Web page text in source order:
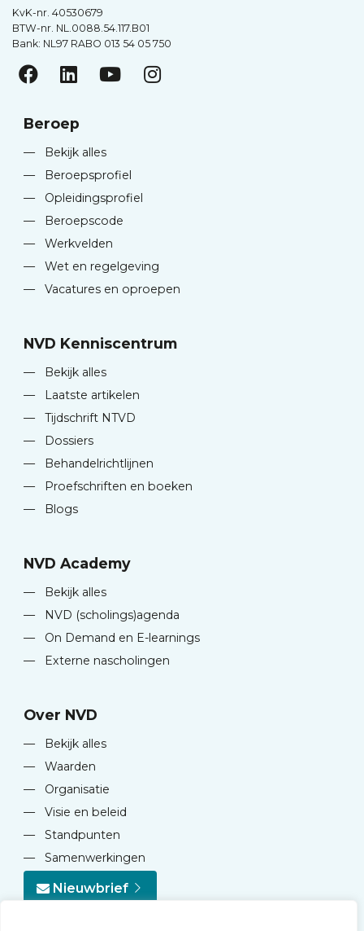
KvK-nr. 40530679
BTW-nr. NL.0088.54.117.B01
Bank: NL97 RABO 013 54 05 750
Beroep
—
Bekijk alles
—
Beroepsprofiel
—
Opleidingsprofiel
—
Beroepscode
—
Werkvelden
—
Wet en regelgeving
—
Vacatures en oproepen
NVD Kenniscentrum
—
Bekijk alles
—
Laatste artikelen
—
Tijdschrift NTVD
—
Dossiers
—
Behandelrichtlijnen
—
Proefschriften en boeken
—
Blogs
NVD Academy
—
Bekijk alles
—
NVD (scholings)agenda
—
On Demand en E-learnings
—
Externe nascholingen
Over NVD
—
Bekijk alles
—
Waarden
—
Organisatie
—
Visie en beleid
—
Standpunten
—
Samenwerkingen
Nieuwbrief